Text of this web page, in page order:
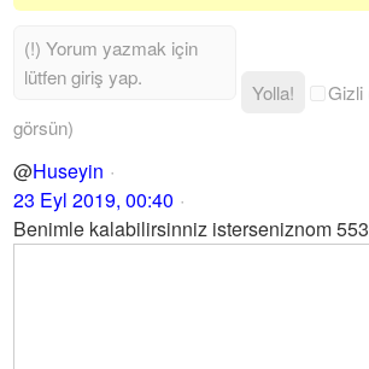
Yolla!
Gizli
görsün)
@Huseyin
23 Eyl 2019, 00:40
Benimle kalabilirsinniz isterseniznom